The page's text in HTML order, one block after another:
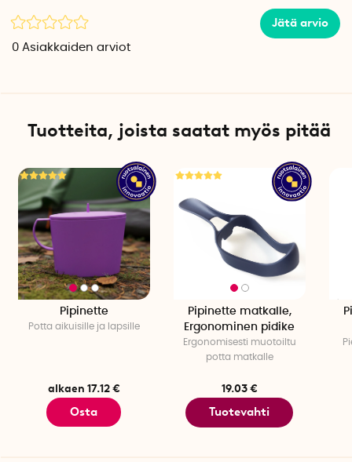
Jätä arvio
0 Asiakkaiden arviot
Tuotteita, joista saatat myös pitää
Pipinette
Potta aikuisille ja lapsille
alkaen 17.12 €
Osta
Pipinette matkalle,
Ergonominen pidike
Ergonomisesti muotoiltu
potta matkalle
19.03 €
Tuotevahti